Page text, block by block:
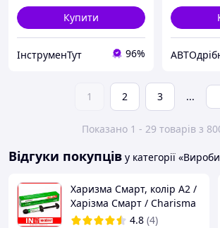
Купити
ІнструменТут 96%
1 2 3 ...
Показано 1 - 29 товарів з
Відгуки покупців у категорії
Харизма Смарт, колір А2 /
Харізма Смарт / Charisma
Smart (Heraeus Kulzer)
4.8 (4)